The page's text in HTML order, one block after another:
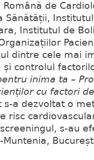
de
Sănătății,
Institutul de
dintre cele mai
și controlul
inima ta –
cu factori
s-a dezvoltat o
risc
s-au